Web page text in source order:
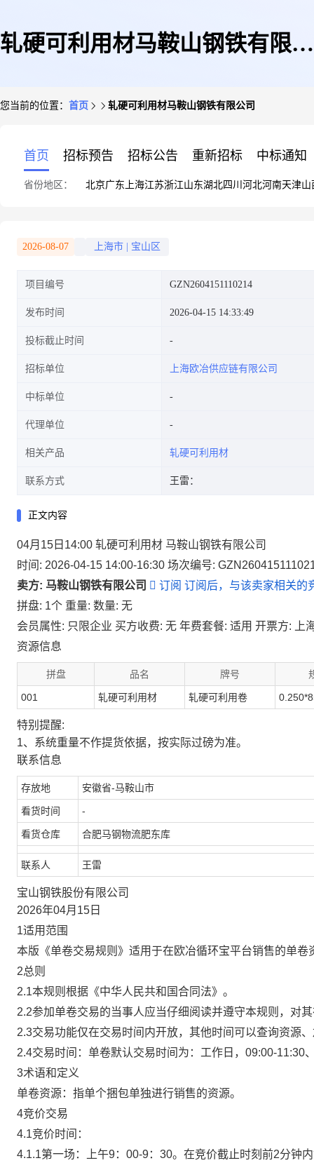
轧硬可利用材马鞍山钢铁有限公
您当前的位置： 首页 轧硬可利用材马鞍山钢铁有限公司
首页 招标预告 招标公告 重新招标 中标通知
省份地区： 北京广东 上海江苏浙江山东湖北四川 河北河南天津山
2026-08-07 上海市 宝山区
项目编号 GZN2604151110214
发布时间 2026-04-15 14:33:49
投标截止时间
招标单位 上海欧冶供应链有限公司
中标单位
代理单位
相关产品 轧硬可利用材
联系方式 王雷：
正文内容
04月15日14:00 轧硬可利用材 马鞍山钢铁有限公司
时间: 2026-04-15 14:00-16:30 场次编号:
卖方: 马鞍山钢铁有限公司  订阅 订阅后，与该卖家相关的
拼盘: 1个 重量: 数量: 无
会员属性: 只限企业 买方收费: 无 年费套餐: 适用 开票方: 上
资源信息
拼盘 品名 牌号
001 轧硬可利用材 轧硬可利用卷
特别提醒:
1、系统重量不作提货依据，按实际过磅为准。
联系信息
存放地 安徽省-马鞍山市
看货时间 -
看货仓库 合肥马钢物流肥东库
联系人 王雷
宝山钢铁股份有限公司
2026年04月15日
1适用范围
本版《单卷交易规则》适用于在欧冶循环宝平台销售的单卷
2总则
2.1本规则根据《中华人民共和国合同法》。
2.2参加单卷交易的当事人应当仔细阅读并遵守本规则，对
2.3交易功能仅在交易时间内开放，其他时间可以查询资源
2.4交易时间：单卷默认交易时间为：工作日，09:00-11:30
3术语和定义
单卷资源：指单个捆包单独进行销售的资源。
4竞价交易
4.1竞价时间：
4.1.1第一场：上午9：00-9：30。在竞价截止时刻前2分钟